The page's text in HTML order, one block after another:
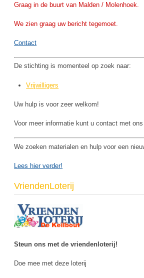
Graag in de buurt van Malden / Molenhoek.
We zien graag uw bericht tegemoet.
Contact
De stichting is momenteel op zoek naar:
Vrijwilligers
Uw hulp is voor zeer welkom!
Voor meer informatie kunt u contact met ons
We zoeken materialen en hulp voor een
Lees hier verder!
VriendenLoterij
Steun ons met de vriendenloterij!
Doe mee met deze loterij